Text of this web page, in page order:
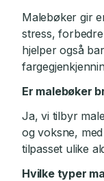
Malebøker gir
stress,
hjelper også
Er malebøker
Ja, vi tilbyr
og voksne,
tilpasset ulike
Hvilke typer